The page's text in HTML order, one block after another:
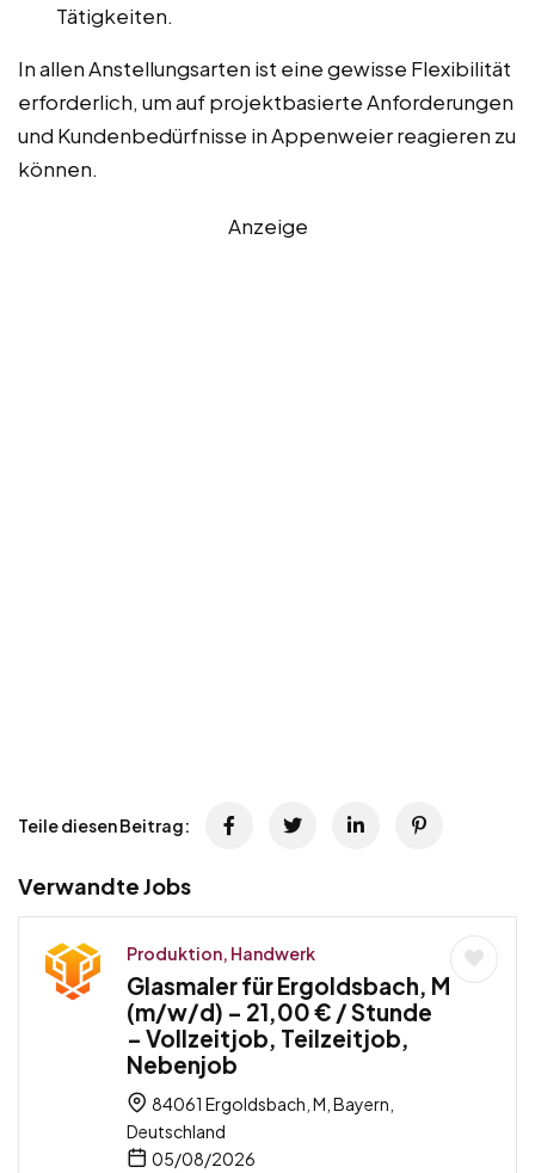
Tätigkeiten.
In allen Anstellungsarten ist eine gewisse Flexibilität
erforderlich, um auf projektbasierte Anforderungen
und Kundenbedürfnisse in Appenweier reagieren zu
können.
Anzeige
Teile diesen Beitrag:
Verwandte Jobs
Produktion, Handwerk
Glasmaler für Ergoldsbach, M
(m/w/d) – 21,00 € / Stunde
– Vollzeitjob, Teilzeitjob,
Nebenjob
84061 Ergoldsbach, M, Bayern,
Deutschland
05/08/2026